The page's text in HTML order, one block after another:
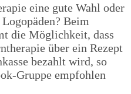
eine gute Wahl oder
Beim
die Möglichkeit, dass
über ein Rezept
bezahlt wird, so
Gruppe empfohlen